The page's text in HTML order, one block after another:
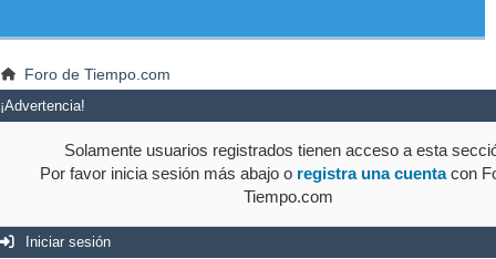
Foro de Tiempo.com
¡Advertencia!
Solamente usuarios registrados tienen acceso a esta
Por favor inicia sesión más abajo o registra una cuentacon
Tiempo.com
Iniciar sesión